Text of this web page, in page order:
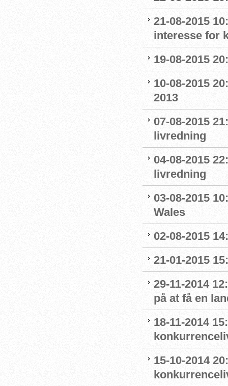
21-08-2015
interesse for
19-08-2015
10-08-2015
2013
07-08-2015
livredning
04-08-2015
livredning
03-08-2015
Wales
02-08-2015
21-01-2015
29-11-2014
på at få en
18-11-2014
15-10-2014